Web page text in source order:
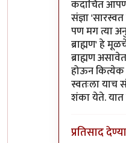
कदाचित आपण
संज्ञा
पण मग त्या
ब्राह्मण' हे
ब्राह्मण
होऊन कित्येक
स्वतःला
शंका येते. यात
प्रतिसाद